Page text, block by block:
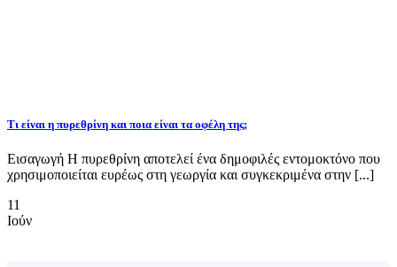
Τι είναι η πυρεθρίνη και ποια είναι τα οφέλη της;
Εισαγωγή Η πυρεθρίνη αποτελεί ένα δημοφιλές εντομοκτόνο που
χρησιμοποιείται ευρέως στη γεωργία και συγκεκριμένα στην [...]
11
Ιούν